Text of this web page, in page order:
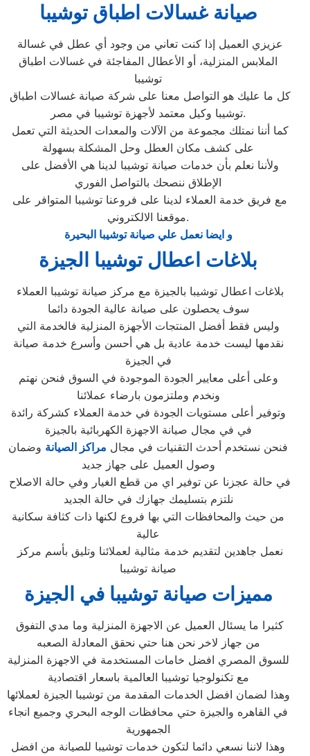
صيانة غسالات اطباق توشيبا
الملابس المنزلية، أو الأعطال المفاجئة في غسالات اطباق
توشيبا
توشيبا وكيل معتمد لأجهزة توشيبا في مصر.
على كشف مكان العطل وحل المشكلة بسهولة
الإطلاق ننصحك بالتواصل الفوري
موقعنا الالكتروني.
و ايضا نعمل علي صيانة توشيبا البحيرة
بلاغات اعطال توشيبا الجيزة
سوف يحصلون على صيانة عالية الجودة دائما
وليس فقط أفضل المنتجات الأجهزة المنزلية فالخدمة التي
نقدمها ليست خدمة عادية بل هي أحسن وأسرع خدمة صيانة
في الجيزة
وعلى أعلى معايير الجودة الموجودة في السوق فنحن نهتم
ونخدم وملتزمون بارضاء عملائنا
وتوفير أعلى مستويات الجودة في خدمة العملاء كشركة رائدة
في في مجال صيانة الاجهزة الكهربائية بالجيزة
فنحن نستخدم أحدث التقنيات في مجال مراكز الصيانة وضمان
وصول العميل على جهاز جديد
نلتزم بتسليمك جهازك في حالة الجديد
من حيث والمحافظات التي بها فروع لكنها ذات كثافة سكانية
عالية
صيانة توشيبا
مميزات صيانة توشيبا في الجيزة
من جهاز لاخر نحن هنا حتي نحقق المعادلة الصعبه
للسوق المصري افضل خامات المستخدمة في الاجهزة المنزلية
مع تكنولوجيا توشيبا العالمية باسعار اقتصادية
وهذا لضمان افضل الخدمات المقدمة من توشيبا الجيزة لعملائها
في القاهره والجيزة حتي محافظات الوجه البحري وجميع انجاء
الجمهورية
وهذا لاننا نسعي دائما لتكون خدمات توشيبا للصيانة من افضل